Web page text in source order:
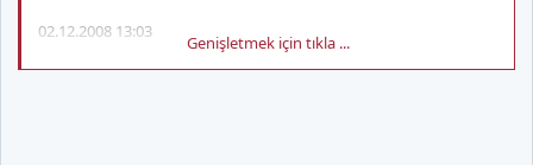
02.12.2008 13:03
Genişletmek için tıkla ...